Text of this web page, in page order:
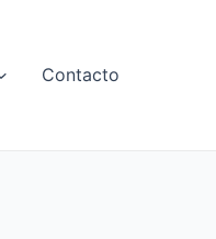
Contacto